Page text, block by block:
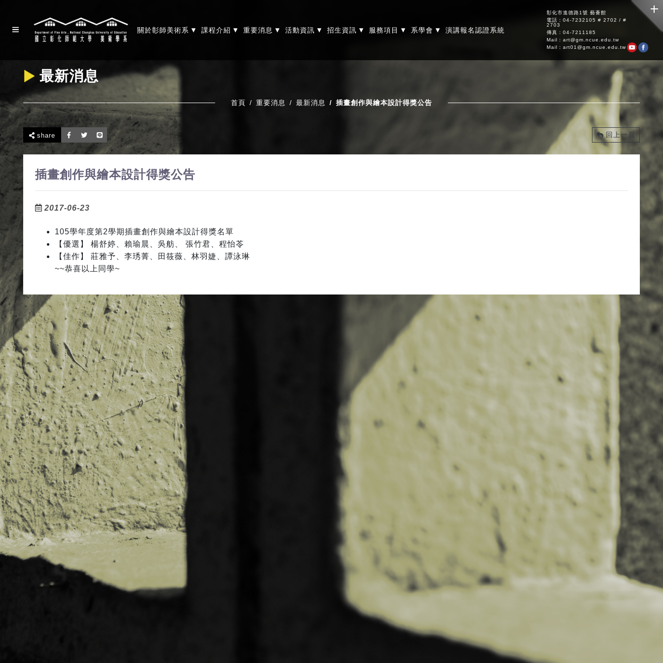
關於彰師美術系 ▾ 課程介紹 ▾ 重要消息 ▾ 活動資訊 ▾ 招生資訊 ▾ 服務項目 ▾ 系學會 ▾ 演講報名認證系統
彰化市進德路1號 藝薈館
電話：04-7232105 # 2702 / #
2703
傳真：04-7211185
Mail：art@gm.ncue.edu.tw
Mail：art01@gm.ncue.edu.tw
最新消息
首頁 重要消息 最新消息 插畫創作與繪本設計得獎公告
share 回上一頁
插畫創作與繪本設計得獎公告
2017-06-23
105學年度第2學期插畫創作與繪本設計得獎名單
【優選】 楊舒婷、賴瑜晨、吳舫、 張竹君、程怡苓
【佳作】 莊雅予、李琇菁、田筱薇、林羽婕、譚泳琳
~~恭喜以上同學~